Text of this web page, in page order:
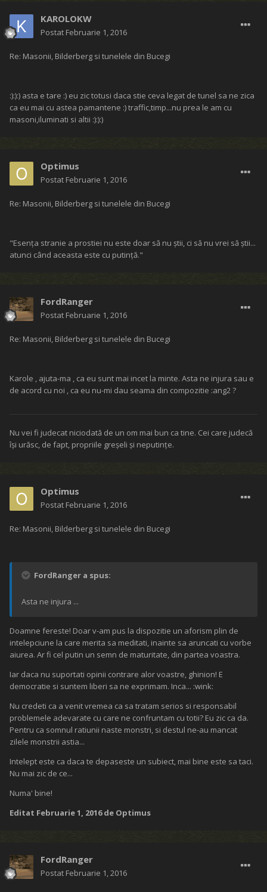
KAROLOKW
Postat Februarie 1, 2016
Re: Masonii, Bilderberg si tunelele din Bucegi
:):):) asta e tare :) eu zic totusi daca stie ceva legat de tunel sa ne zica
ca eu mai cu astea pamantene :) traffic,timp...nu prea le am cu
masoni,iluminati si altii :):):)
Optimus
Postat Februarie 1, 2016
Re: Masonii, Bilderberg si tunelele din Bucegi
"Esenţa stranie a prostiei nu este doar să nu ştii, ci să nu vrei să ştii...
atunci când aceasta este cu putinţă."
FordRanger
Postat Februarie 1, 2016
Re: Masonii, Bilderberg si tunelele din Bucegi
Karole , ajuta-ma , ca eu sunt mai incet la minte. Asta ne injura sau e
de acord cu noi , ca eu nu-mi dau seama din compozitie :ang2 ?
Nu vei fi judecat niciodată de un om mai bun ca tine. Cei care judecă
îşi urăsc, de fapt, propriile greşeli şi neputinţe.
Optimus
Postat Februarie 1, 2016
Re: Masonii, Bilderberg si tunelele din Bucegi
FordRanger a spus:
Asta ne injura ...
Doamne fereste! Doar v-am pus la dispozitie un aforism plin de
intelepciune la care merita sa meditati, inainte sa aruncati cu vorbe
aiurea. Ar fi cel putin un semn de maturitate, din partea voastra.
Iar daca nu suportati opinii contrare alor voastre, ghinion! E
democratie si suntem liberi sa ne exprimam. Inca... :wink:
Nu credeti ca a venit vremea ca sa tratam serios si responsabil
problemele adevarate cu care ne confruntam cu totii? Eu zic ca da.
Pentru ca somnul ratiunii naste monstri, si destul ne-au mancat
zilele monstrii astia...
Intelept este ca daca te depaseste un subiect, mai bine este sa taci.
Nu mai zic de ce...
Numa' bine!
Editat Februarie 1, 2016de Optimus
FordRanger
Postat Februarie 1, 2016